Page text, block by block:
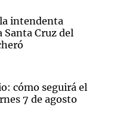
intendenta
Cruz del
cómo seguirá el
7 de agosto